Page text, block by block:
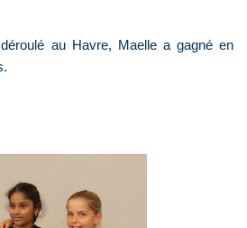
au Havre, Maelle a gagné en